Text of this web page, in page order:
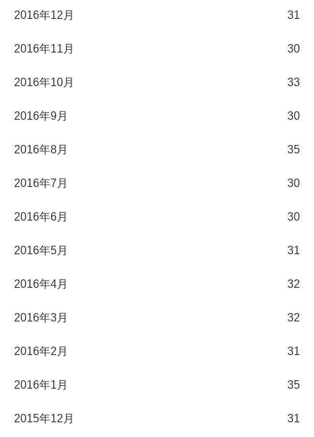
2016年12月 31
2016年11月 30
2016年10月 33
2016年9月 30
2016年8月 35
2016年7月 30
2016年6月 30
2016年5月 31
2016年4月 32
2016年3月 32
2016年2月 31
2016年1月 35
2015年12月 31